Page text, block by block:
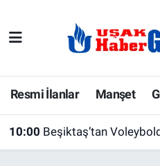
Resmi İlanlar Manşet
10:00 Beşiktaş’tan Voleybolda 10 Yıllık
E-Gazete
Ekonomi
Uşak Hava Durumu
Uşak Trafik Yoğunluk